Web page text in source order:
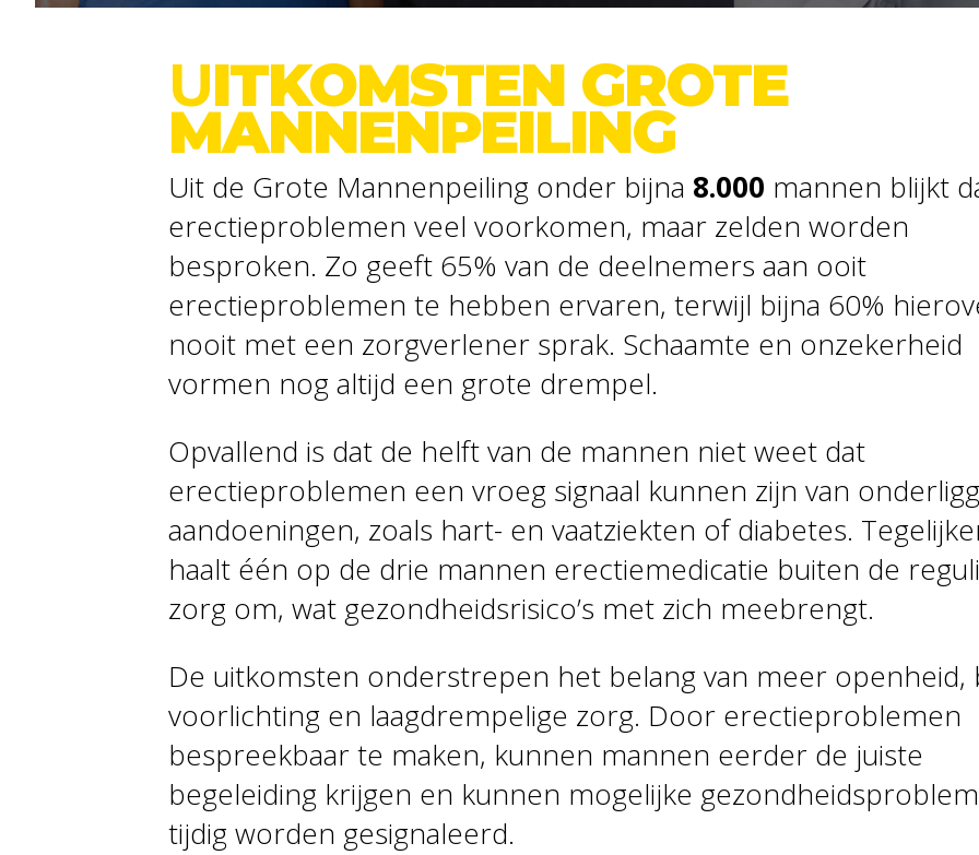
UITKOMSTEN GROTE
MANNENPEILING
Uit de Grote Mannenpeiling onder bijna 8.000 mannen blijkt
erectieproblemen veel voorkomen, maar zelden worden
besproken. Zo geeft 65% van de deelnemers aan ooit
erectieproblemen te hebben ervaren, terwijl bijna 60%
nooit met een zorgverlener sprak. Schaamte en onzekerheid
vormen nog altijd een grote drempel.
Opvallend is dat de helft van de mannen niet weet dat
erectieproblemen een vroeg signaal kunnen zijn van
aandoeningen, zoals hart- en vaatziekten of diabetes.
haalt één op de drie mannen erectiemedicatie buiten de
zorg om, wat gezondheidsrisico’s met zich meebrengt.
De uitkomsten onderstrepen het belang van meer openheid,
voorlichting en laagdrempelige zorg. Door erectieproblemen
bespreekbaar te maken, kunnen mannen eerder de juiste
begeleiding krijgen en kunnen mogelijke
tijdig worden gesignaleerd.